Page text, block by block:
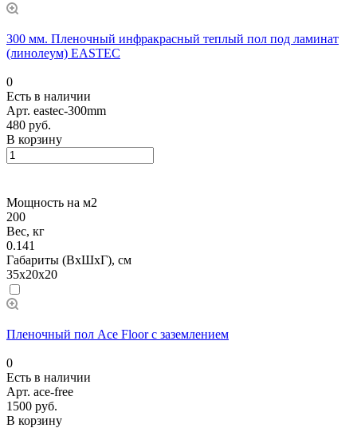
300 мм. Пленочный инфракрасный теплый пол под ламинат
(линолеум) EASTEC
0
Есть в наличии
Арт. eastec-300mm
480 руб.
В корзину
Мощность на м2
200
Вес, кг
0.141
Габариты (ВхШхГ), см
35x20x20
Пленочный пол Ace Floor с заземлением
0
Есть в наличии
Арт. ace-free
1500 руб.
В корзину